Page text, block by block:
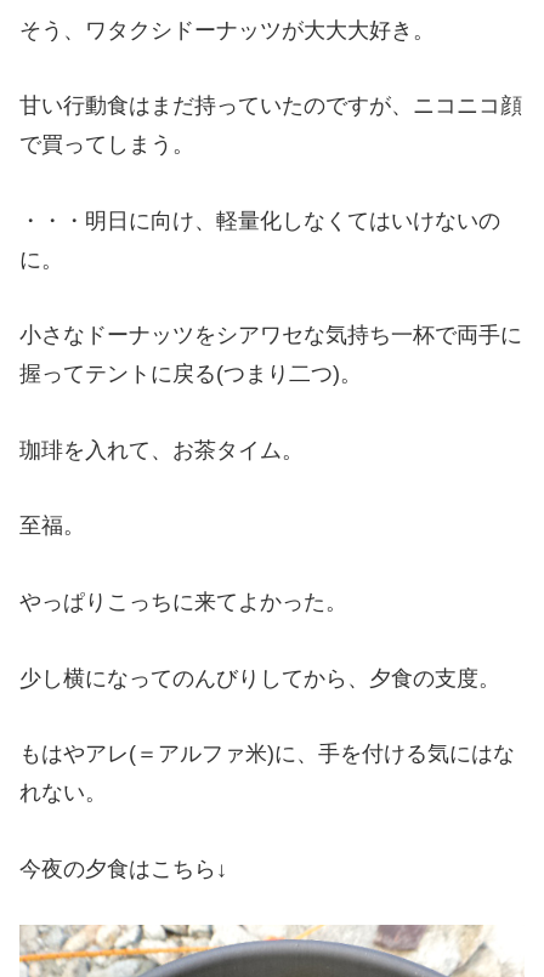
そう、ワタクシドーナッツが大大大好き。
甘い行動食はまだ持っていたのですが、ニコニコ顔
で買ってしまう。
・・・明日に向け、軽量化しなくてはいけないの
に。
小さなドーナッツをシアワセな気持ち一杯で両手に
握ってテントに戻る(つまり二つ)。
珈琲を入れて、お茶タイム。
至福。
やっぱりこっちに来てよかった。
少し横になってのんびりしてから、夕食の支度。
もはやアレ(＝アルファ米)に、手を付ける気にはな
れない。
今夜の夕食はこちら↓